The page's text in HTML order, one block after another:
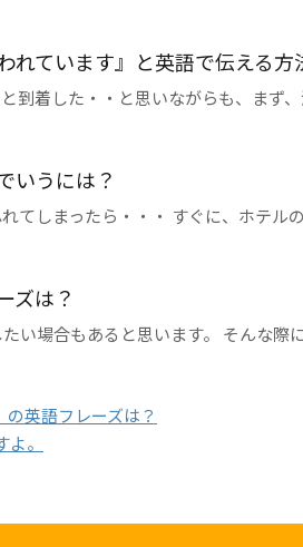
れています』と英語で伝える方
到着した・・と思いながらも、まず
いうには？
てしまったら・・・ すぐに、ホテル
ズは？
場合もあると思います。 そんな際に
英語フレーズは？
。